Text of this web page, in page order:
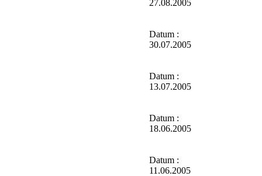
27.08.2005
Datum :
30.07.2005
Datum :
13.07.2005
Datum :
18.06.2005
Datum :
11.06.2005